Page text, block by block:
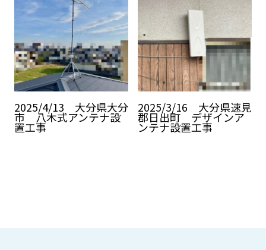
2025/4/13 大分県大分
市 八木式アンテナ設
置工事
2025/3/16 大分県速見
郡日出町 デザインア
ンテナ設置工事